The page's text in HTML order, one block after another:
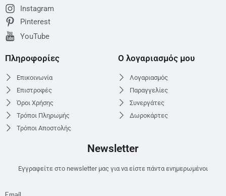
Instagram
Pinterest
YouTube
Πληροφορίες
Επικοινωνία
Επιστροφές
Όροι Χρήσης
Τρόποι Πληρωμής
Τρόποι Αποστολής
Ο λογαριασμός μου
Λογαριασμός
Παραγγελίες
Συνεργάτες
Δωροκάρτες
Newsletter
Εγγραφείτε στο newsletter μας για να είστε πάντα ενημερωμένοι
Email